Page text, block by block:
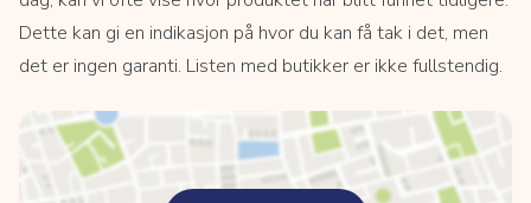
Dette kan gi en indikasjon på hvor du kan få tak i det, men
det er ingen garanti. Listen med butikker er ikke fullstendig.